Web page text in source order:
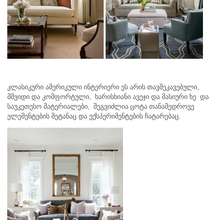
კლასიკური ამერიკული ინტერიერი ეს არის თავშეკავებული,
მშვიდი და კომფორტული, ხარისხიანი ავეჯი და მასიური ხე და
საუკეთესო მატერიალები, შეგვიძლია ცოტა თანამედროვე
ელემენტების შეტანაც და ექსპერიმენტების ჩატარებაც.